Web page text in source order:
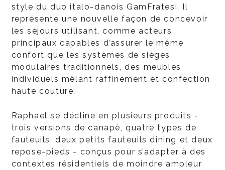
style du duo italo-danois GamFratesi. Il
représente une nouvelle façon de concevoir
les séjours utilisant, comme acteurs
principaux capables d’assurer le même
confort que les systèmes de sièges
modulaires traditionnels, des meubles
individuels mêlant raffinement et confection
haute couture.
Raphael se décline en plusieurs produits -
trois versions de canapé, quatre types de
fauteuils, deux petits fauteuils dining et deux
repose-pieds - conçus pour s’adapter à des
contextes résidentiels de moindre ampleur